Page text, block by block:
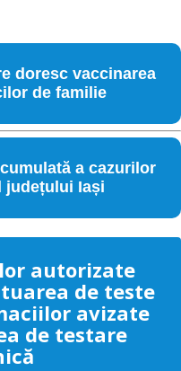
doresc vaccinarea
de familie
a cazurilor
județului Iași
autorizate
de teste
avizate
de testare